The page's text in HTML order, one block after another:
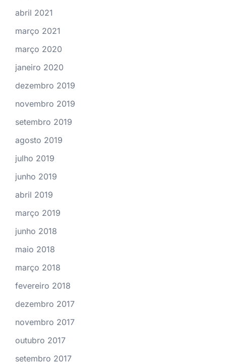
abril 2021
março 2021
março 2020
janeiro 2020
dezembro 2019
novembro 2019
setembro 2019
agosto 2019
julho 2019
junho 2019
abril 2019
março 2019
junho 2018
maio 2018
março 2018
fevereiro 2018
dezembro 2017
novembro 2017
outubro 2017
setembro 2017